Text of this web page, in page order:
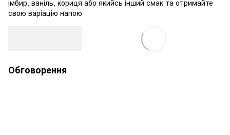
імбир, ваніль, кориця або якийсь інший смак та отримайте
свою варіацію напою
Обговорення